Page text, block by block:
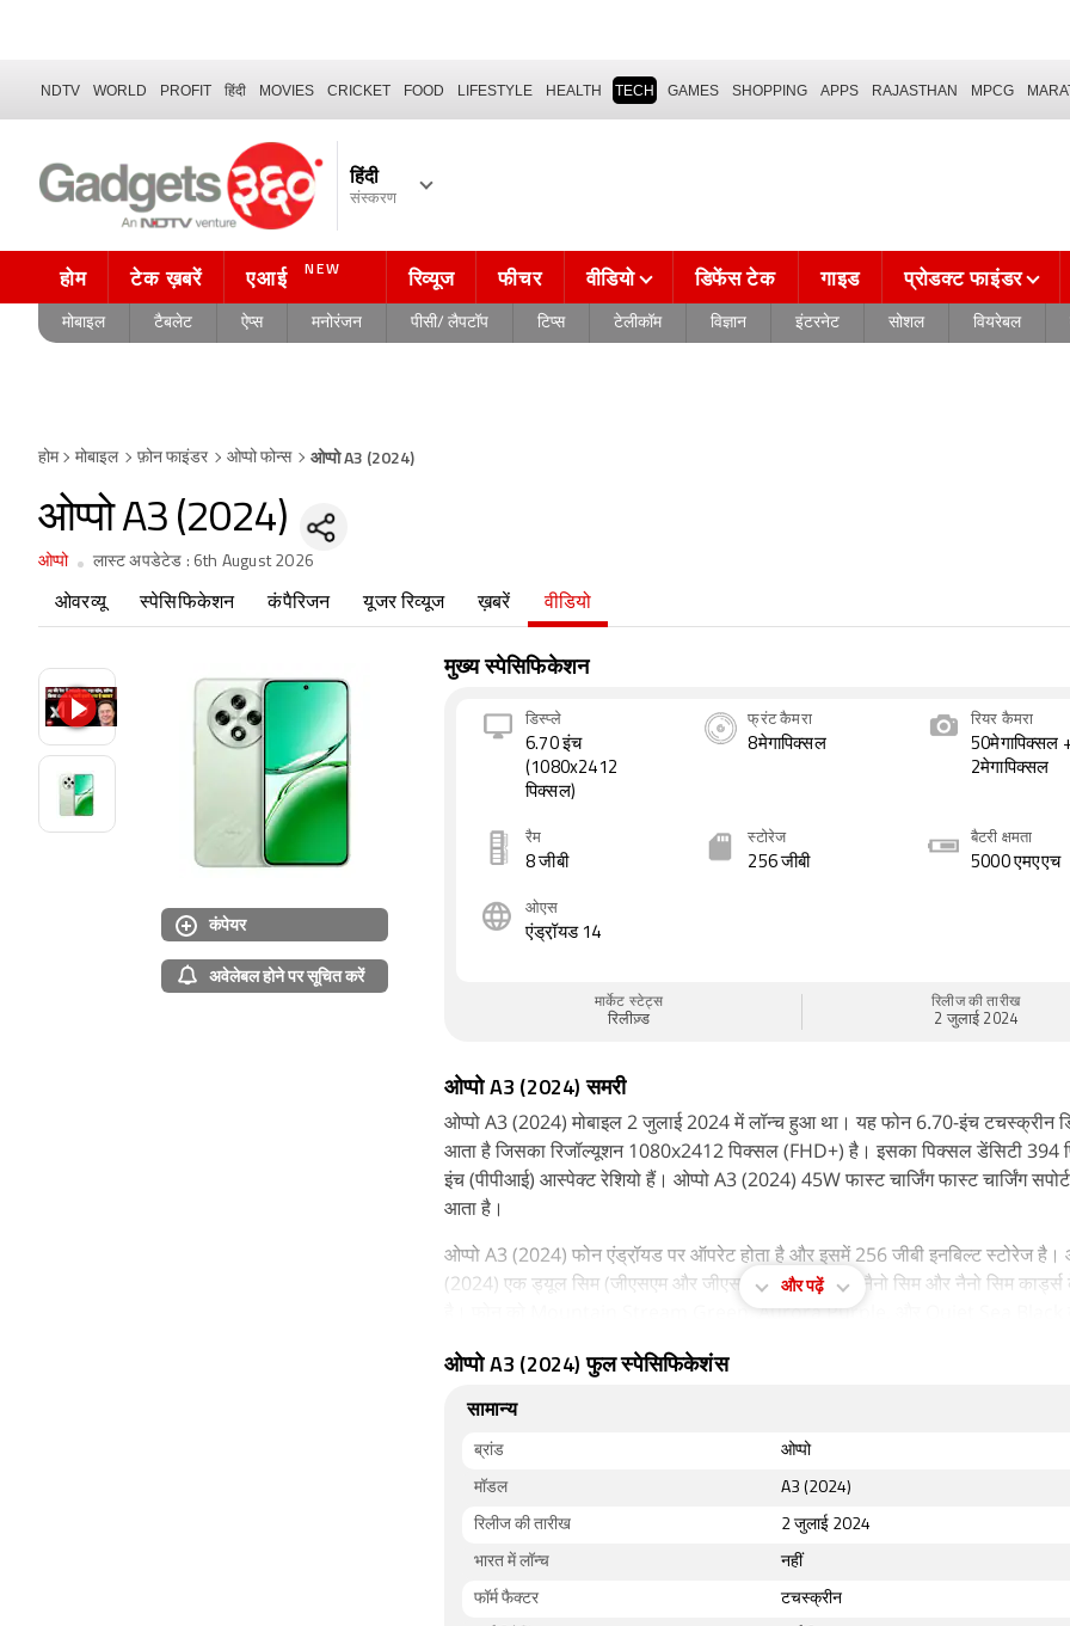
NDTV WORLD PROFIT हिंदी MOVIES CRICKET FOOD LIFESTYLE HEALTH TECH GAMES SHOPPING APPS RAJASTHAN MPCG
हिंदी
संस्करण
होम टेक ख़बरें एआई NEW रिव्यूज फीचर वीडियो डिफेंस टेक गाइड प्रोडक्ट फाइंडर
मोबाइल टैबलेट ऐप्स मनोरंजन पीसी/ लैपटॉप टिप्स टेलीकॉम विज्ञान इंटरनेट सोशल वियरेबल
होम मोबाइल फ़ोन फाइंडर ओप्पो फोन्स ओप्पो A3 (2024)
ओप्पो A3 (2024)
ओप्पो लास्ट अपडेटेड : 6th August 2026
ओवरव्यू स्पेसिफिकेशन कंपैरिजन यूजर रिव्यूज ख़बरें वीडियो
कंपेयर
अवेलेबल होने पर सूचित करें
मुख्य स्पेसिफिकेशन
डिस्प्ले
6.70 इंच
(1080x2412
पिक्सल)
फ्रंट कैमरा
8मेगापिक्सल
रियर कैमरा
50मेगापिक्सल
2मेगापिक्सल
रैम
8 जीबी
स्टोरेज
256 जीबी
बैटरी क्षमता
5000 एमएएच
ओएस
एंड्रॉ़यड 14
मार्केट स्टेट्स
रिलीज़्ड
रिलीज की तारीख
2 जुलाई 2024
ओप्पो A3 (2024) समरी
ओप्पो A3 (2024) मोबाइल 2 जुलाई 2024 में लॉन्च हुआ था। यह फोन 6.70-इंच टचस्क्रीन
आता है जिसका रिजॉल्यूशन 1080x2412 पिक्सल (FHD+) है। इसका पिक्सल डेंसिटी 394
इंच (पीपीआई) आस्पेक्ट रेशियो हैं। ओप्पो A3 (2024) 45W फास्ट चार्जिंग फास्ट चार्जिंग
आता है।
ओप्पो A3 (2024) फोन एंड्रॉ़यड पर ऑपरेट होता है और इसमें 256 जीबी इनबिल्ट स्टोरेज है।
(2024) एक ड्यूल सिम (जीएसएम और जीएसएम) मोबाइल है जो नैनो सिम और नैनो सिम
है। फोन को Mountain Stream Green, Aurora Purple, और Quiet Sea Black
एलटीई नेटवर्क द्वारा उपयोग किए जाने वाले बैंड 40 के सपोर्ट के साथ) है।
और पढ़ें
ओप्पो A3 (2024) फुल स्पेसिफिकेशंस
सामान्य
ब्रांड ओप्पो
मॉडल A3 (2024)
रिलीज की तारीख 2 जुलाई 2024
भारत में लॉन्च नहीं
फॉर्म फैक्टर टचस्क्रीन